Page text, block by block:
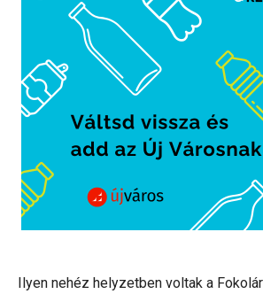
Ilyen nehéz helyzetben voltak a